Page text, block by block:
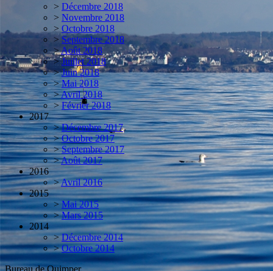
> Décembre 2018
> Novembre 2018
> Octobre 2018
> Septembre 2018
>Août 2018
> Juillet 2018
> Juin 2018
> Mai 2018
>Avril 2018
> Février 2018
2017
> Décembre 2017
> Octobre 2017
> Septembre 2017
>Août 2017
2016
>Avril 2016
2015
> Mai 2015
> Mars 2015
2014
> Décembre 2014
> Octobre 2014